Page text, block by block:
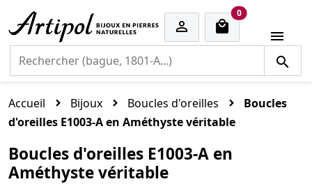

0cart items

Accueil Bijoux Boucles d'oreilles
Boucles
d'oreilles E1003-A en Améthyste véritable
Boucles d'oreilles E1003-A en
Améthyste véritable